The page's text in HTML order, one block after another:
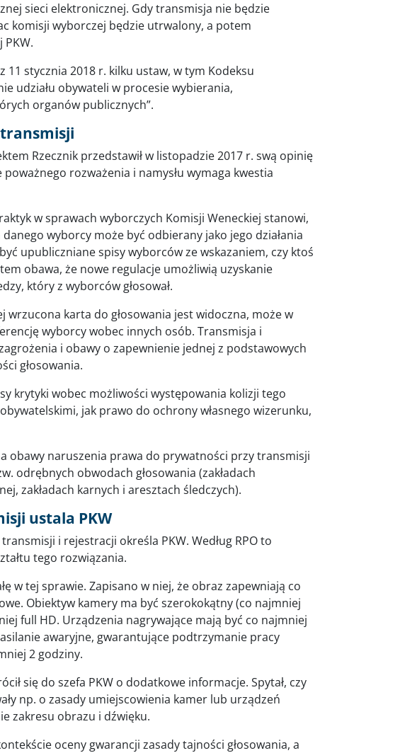
sieci elektronicznej. Gdy transmisja nie będzie
komisji wyborczej będzie utrwalony, a potem
11 stycznia 2018 r. kilku ustaw, w tym Kodeksu
udziału obywateli w procesie wybierania,
organów publicznych”.
Rzecznik przedstawił w listopadzie 2017 r. swą opinię
poważnego rozważenia i namysłu wymaga kwestia
w sprawach wyborczych Komisji Weneckiej stanowi,
wyborcy może być odbierany jako jego działania
upubliczniane spisy wyborców ze wskazaniem, czy ktoś
obawa, że nowe regulacje umożliwią uzyskanie
który z wyborców głosował.
karta do głosowania jest widoczna, może w
wyborcy wobec innych osób. Transmisja i
i obawy o zapewnienie jednej z podstawowych
głosowania.
krytyki wobec możliwości występowania kolizji tego
jak prawo do ochrony własnego wizerunku,
obawy naruszenia prawa do prywatności przy transmisji
odrębnych obwodach głosowania (zakładach
zakładach karnych i aresztach śledczych).
ustala PKW
i rejestracji określa PKW. Według RPO to
tego rozwiązania.
w tej sprawie. Zapisano w niej, że obraz zapewniają co
Obiektyw kamery ma być szerokokątny (co najmniej
full HD. Urządzenia nagrywające mają być co najmniej
awaryjne, gwarantujące podtrzymanie pracy
2 godziny.
się do szefa PKW o dodatkowe informacje. Spytał, czy
np. o zasady umiejscowienia kamer lub urządzeń
zakresu obrazu i dźwięku.
oceny gwarancji zasady tajności głosowania, a